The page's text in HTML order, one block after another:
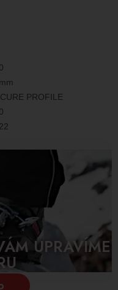
PROFILE
UPRAVÍME